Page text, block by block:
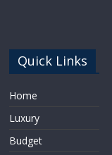
Quick Links
Home
Luxury
Budget